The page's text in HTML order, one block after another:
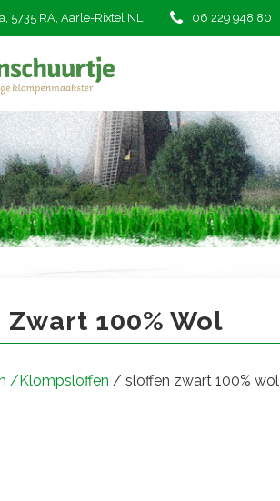
5735 RA, Aarle-Rixtel NL 06 229 948 80
100% wol
100% Wol
/Klompsloffen / sloffen zwart 100% wol